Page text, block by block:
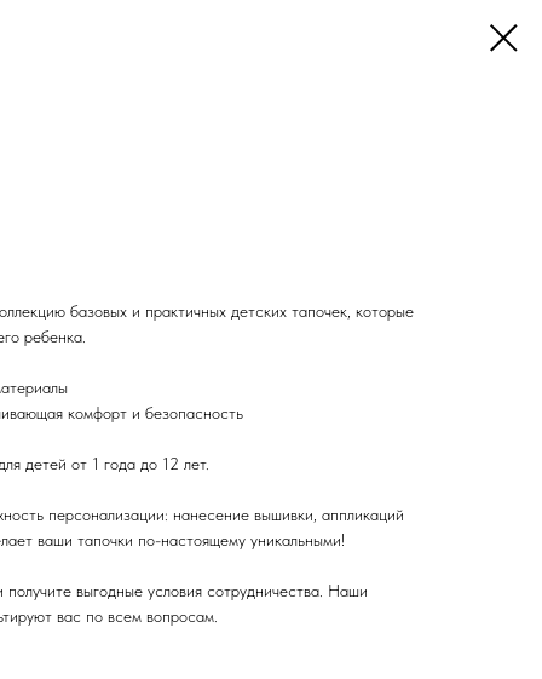
базовых и практичных детских тапочек, которые
ребенка.
комфорт и безопасность
детей от 1 года до 12 лет.
персонализации: нанесение вышивки, аппликаций
ваши тапочки по-настоящему уникальными!
выгодные условия сотрудничества. Наши
вас по всем вопросам.